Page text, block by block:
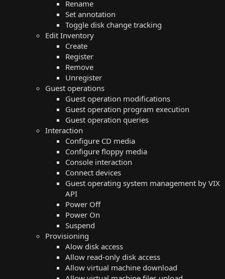
Rename
Set annotation
Toggle disk change tracking
Edit Inventory
Create
Register
Remove
Unregister
Guest operations
Guest operation modifications
Guest operation program execution
Guest operation queries
Interaction
Configure CD media
Configure floppy media
Console interaction
Connect devices
Guest operating system management by VIX
API
Power Off
Power On
Suspend
Provisioning
Alow disk access
Allow read-only disk access
Allow virtual machine download